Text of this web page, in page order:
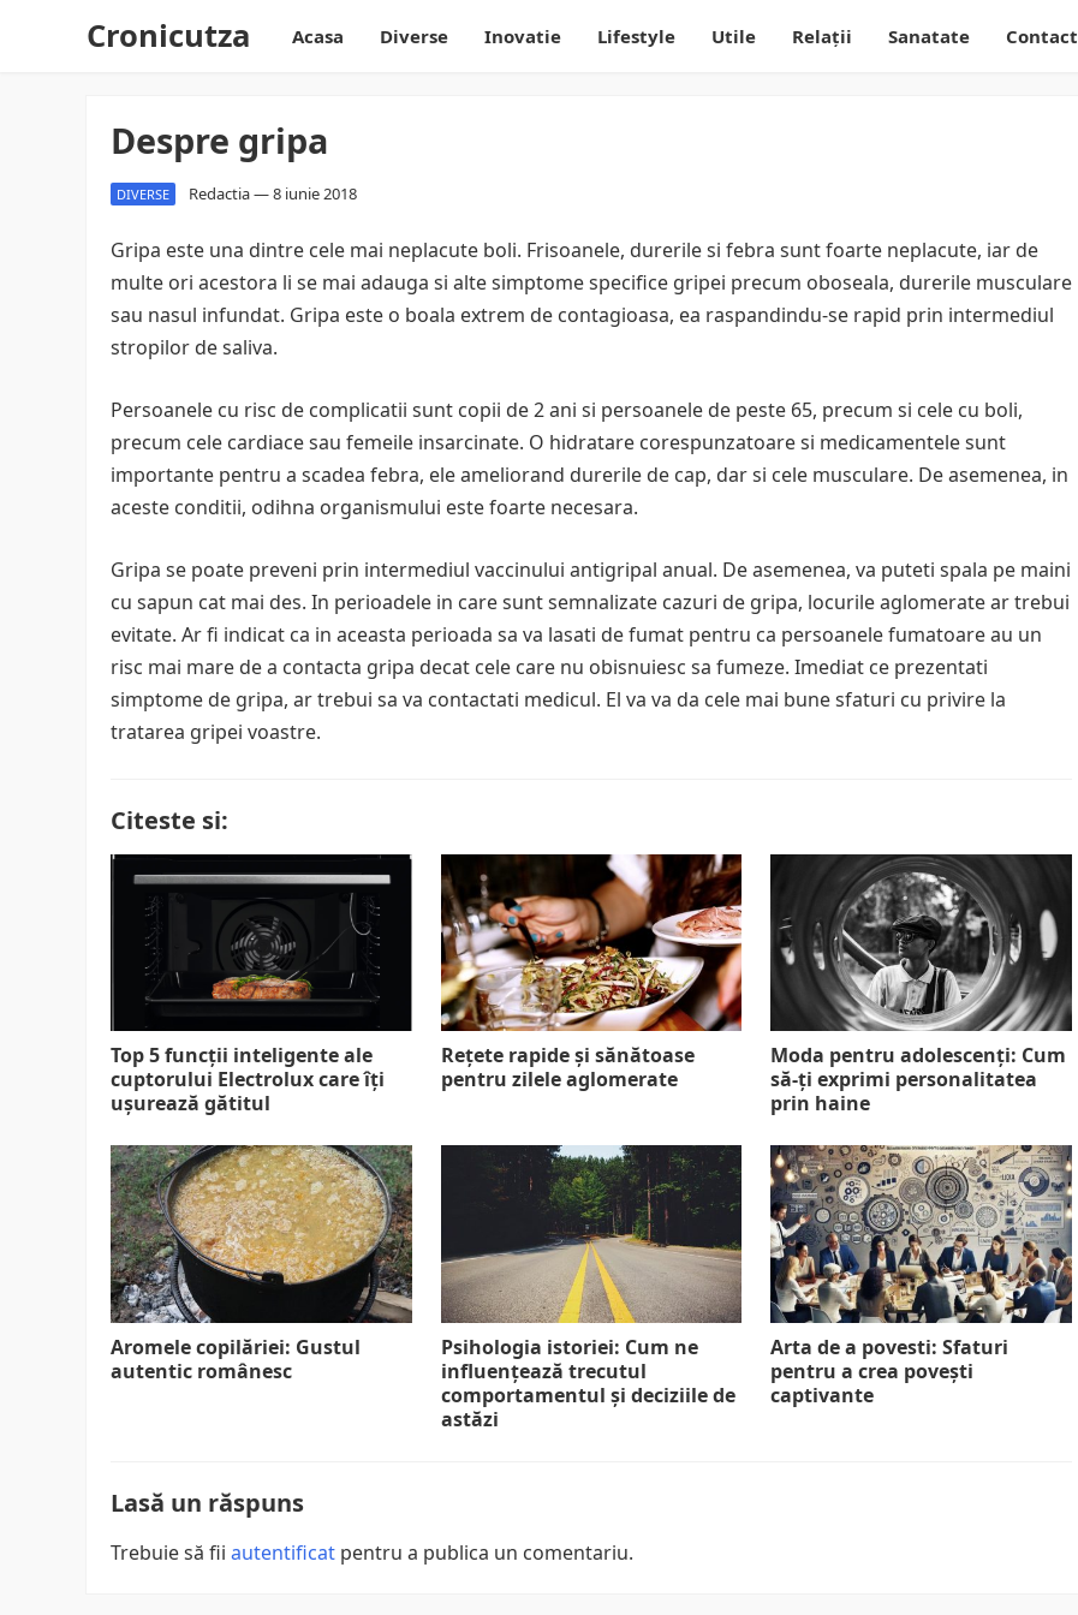
Cronicutza Acasa Diverse Inovatie Lifestyle Utile Relații Sanatate Contact
Despre gripa
DIVERSE Redactia—8 iunie 2018
Gripa este una dintre cele mai neplacute boli. Frisoanele, durerile si febra sunt foarte neplacute, iar de
multe ori acestora li se mai adauga si alte simptome specifice gripei precum oboseala, durerile musculare
sau nasul infundat. Gripa este o boala extrem de contagioasa, ea raspandindu-se rapid prin intermediul
stropilor de saliva.
Persoanele cu risc de complicatii sunt copii de 2 ani si persoanele de peste 65, precum si cele cu boli,
precum cele cardiace sau femeile insarcinate. O hidratare corespunzatoare si medicamentele sunt
importante pentru a scadea febra, ele ameliorand durerile de cap, dar si cele musculare. De asemenea, in
aceste conditii, odihna organismului este foarte necesara.
Gripa se poate preveni prin intermediul vaccinului antigripal anual. De asemenea, va puteti spala pe maini
cu sapun cat mai des. In perioadele in care sunt semnalizate cazuri de gripa, locurile aglomerate ar trebui
evitate. Ar fi indicat ca in aceasta perioada sa va lasati de fumat pentru ca persoanele fumatoare au un
risc mai mare de a contacta gripa decat cele care nu obisnuiesc sa fumeze. Imediat ce prezentati
simptome de gripa, ar trebui sa va contactati medicul. El va va da cele mai bune sfaturi cu privire la
tratarea gripei voastre.
Citeste si:
Top 5 funcții inteligente ale
cuptorului Electrolux care îți
ușurează gătitul
Rețete rapide și sănătoase
pentru zilele aglomerate
Moda pentru adolescenți: Cum
să-ți exprimi personalitatea
prin haine
Aromele copilăriei: Gustul
autentic românesc
Psihologia istoriei: Cum ne
influențează trecutul
comportamentul și deciziile de
astăzi
Arta de a povesti: Sfaturi
pentru a crea povești
captivante
Lasă un răspuns
Trebuie să fii autentificat pentru a publica un comentariu.